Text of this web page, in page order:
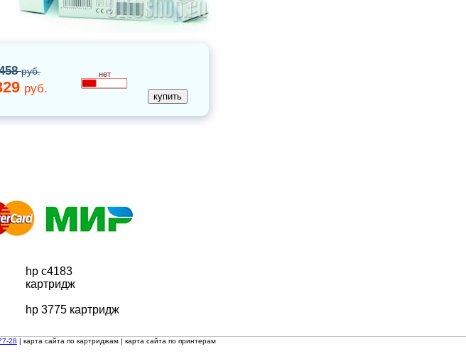
руб.
руб.
нет
hp c4183
картридж
hp 3775 картридж
28 | карта сайта по картриджам | карта сайта по принтерам